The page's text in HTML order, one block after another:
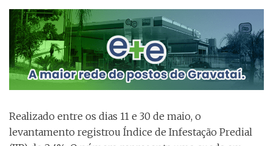
Realizado entre os dias 11 e 30 de maio, o
levantamento registrou Índice de Infestação Predial